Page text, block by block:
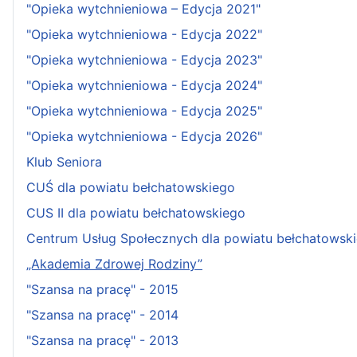
"Opieka wytchnieniowa – Edycja 2021"
"Opieka wytchnieniowa - Edycja 2022"
"Opieka wytchnieniowa - Edycja 2023"
"Opieka wytchnieniowa - Edycja 2024"
"Opieka wytchnieniowa - Edycja 2025"
"Opieka wytchnieniowa - Edycja 2026"
Klub Seniora
CUŚ dla powiatu bełchatowskiego
CUS II dla powiatu bełchatowskiego
Centrum Usług Społecznych dla powiatu
„Akademia Zdrowej Rodziny”
"Szansa na pracę" - 2015
"Szansa na pracę" - 2014
"Szansa na pracę" - 2013